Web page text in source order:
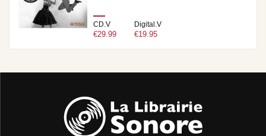
CD.V
€29.99
Digital.V
€19.95